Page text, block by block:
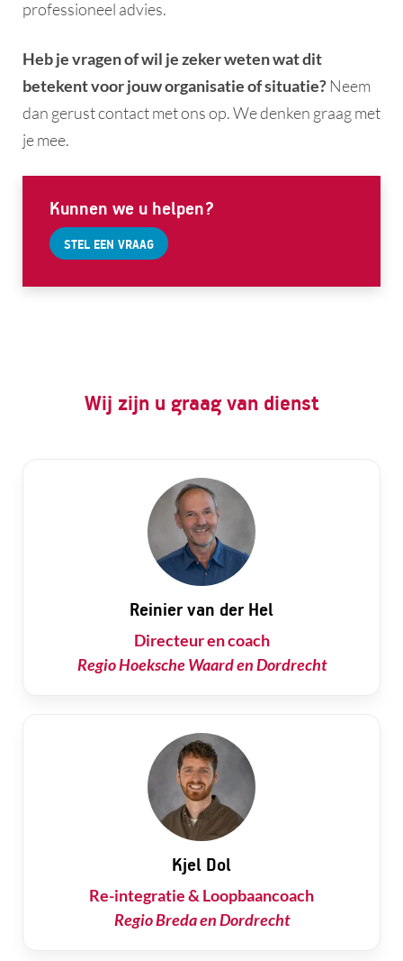
professioneel advies.
Heb je vragen of wil je zeker weten wat dit
betekent voor jouw organisatie of situatie? Neem
dan gerust contact met ons op. We denken graag met
je mee.
Kunnen we u helpen?
STEL EEN VRAAG
Wij zijn u graag van dienst
Reinier van der Hel
Directeur en coach
Regio Hoeksche Waard en Dordrecht
Kjel Dol
Re-integratie & Loopbaancoach
Regio Breda en Dordrecht